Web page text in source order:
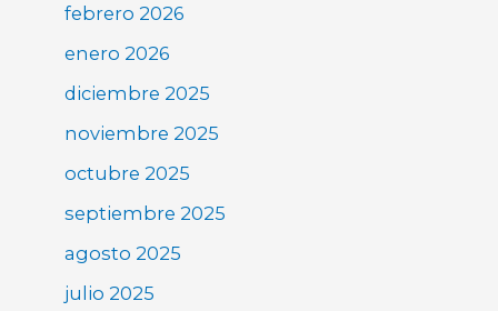
febrero 2026
enero 2026
diciembre 2025
noviembre 2025
octubre 2025
septiembre 2025
agosto 2025
julio 2025